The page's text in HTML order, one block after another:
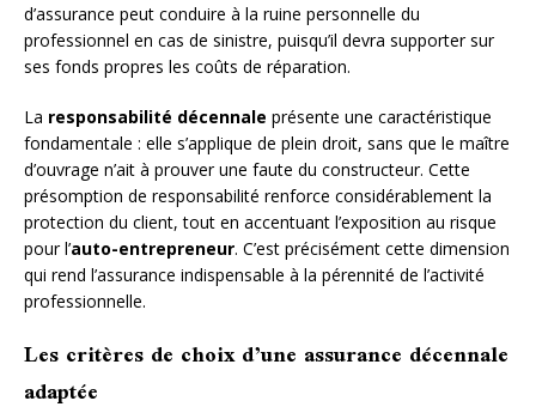
d’assurance peut conduire à la ruine personnelle du
professionnel en cas de sinistre, puisqu’il devra supporter sur
ses fonds propres les coûts de réparation.
La responsabilité décennale présente une caractéristique
fondamentale : elle s’applique de plein droit, sans que le maître
d’ouvrage n’ait à prouver une faute du constructeur. Cette
présomption de responsabilité renforce considérablement la
protection du client, tout en accentuant l’exposition au risque
pour l’auto-entrepreneur. C’est précisément cette dimension
qui rend l’assurance indispensable à la pérennité de l’activité
professionnelle.
Les critères de choix d’une assurance décennale
adaptée